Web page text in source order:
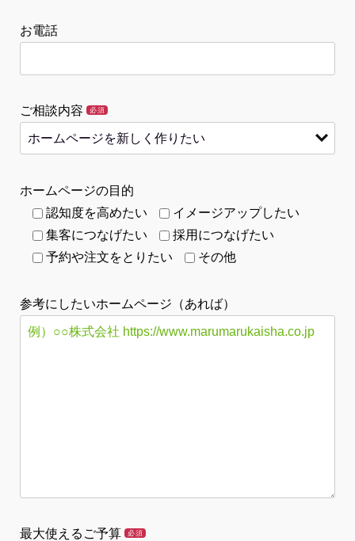
お電話
ご相談内容 必須
ホームページの目的
認知度を高めたい
イメージアップしたい
集客につなげたい
採用につなげたい
予約や注文をとりたい
その他
参考にしたいホームページ（あれば）
最大使えるご予算 必須